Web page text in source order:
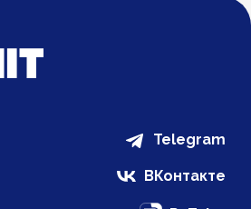
Telegram
ВКонтакте